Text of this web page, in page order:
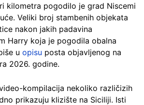
kilometra pogodilo je grad Niscemi
Veliki broj stambenih objekata
nakon jakih padavina
Harry koja je pogodila obalna
u opisu posta objavljenog na
2026. godine.
kompilacija nekoliko različizih
prikazuju klizište na Siciliji. Isti